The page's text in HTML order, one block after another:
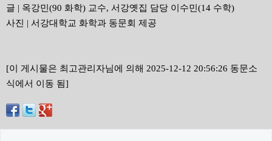
글 | 옥강민(90 화학) 교수, 서강옛집 담당 이수민(14 수학)
사진 | 서강대학교 화학과 동문회 제공
[이 게시물은 최고관리자님에 의해 2025-12-12 20:56:26 동문소
식에서 이동 됨]